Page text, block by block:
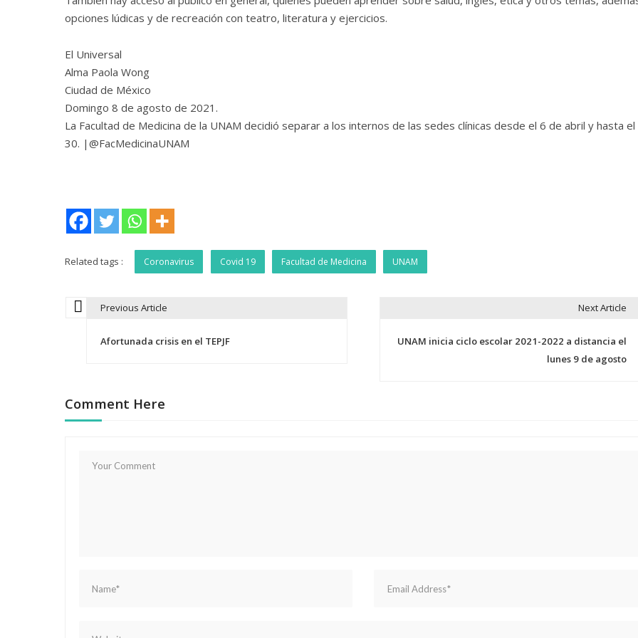
opciones lúdicas y de recreación con teatro, literatura y ejercicios.
El Universal
Alma Paola Wong
Ciudad de México
Domingo 8 de agosto de 2021.
La Facultad de Medicina de la UNAM decidió separar a los internos de las sedes clínicas desde el 6 de abril y hasta el
30. |@FacMedicinaUNAM
Related tags : Coronavirus Covid 19 Facultad de Medicina UNAM
v
e
Previous Article
Afortunada crisis en el TEPJF
Next Article
UNAM inicia ciclo escolar 2021-2022 a distancia el
lunes 9 de agosto
Comment Here